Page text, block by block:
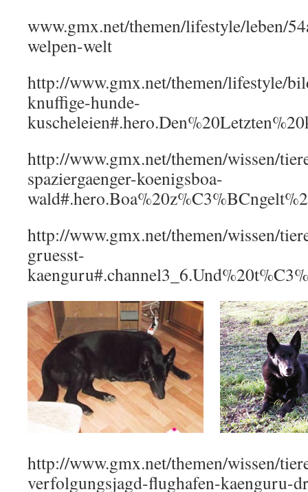
www.gmx.net/themen/lifestyle/leben/
welpen-welt
http://www.gmx.net/themen/lifestyle/
knuffige-hunde-
http://www.gmx.net/themen/wissen/
spaziergaenger-koenigsboa-
http://www.gmx.net/themen/wissen/
gruesst-
http://www.gmx.net/themen/wissen/
verfolgungsjagd-flughafen-kaenguru-